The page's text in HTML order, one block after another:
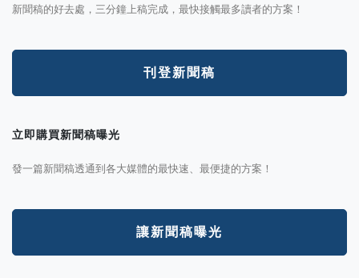
新聞稿的好去處，三分鐘上稿完成，最快接觸最多讀者的方案！
刊登新聞稿
立即購買新聞稿曝光
發一篇新聞稿透通到各大媒體的最快速、最便捷的方案！
讓新聞稿曝光